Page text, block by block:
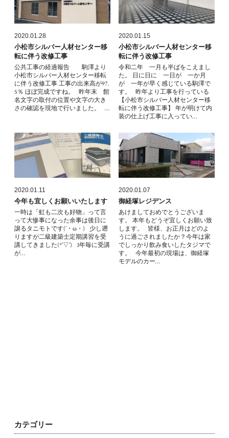
2020.01.28
小松市シルバー人材センター移
転に伴う改修工事
公共工事の経過報告 駒澤より
小松市シルバー人材センター移転
に伴う改修工事 工事の出来高が97.
5％ ほぼ完成ですね。 昨年末 館
名文字の取付の位置や文字の大き
さの確認を現地で行いました。 …
2020.01.15
小松市シルバー人材センター移
転に伴う改修工事
令和二年 一月も半ばをこえまし
た。 日に日に 一日が 一か月
が 一年が早く感じている駒澤で
す。 昨年より工事を行っている
【小松市シルバー人材センター移
転に伴う改修工事】 年が明けて内
装の仕上げ工事に入ってい…
2020.01.11
今年も宜しくお願いいたします
一時は「虹も二次も好物」って言
って大惨事になった余事は後日に
譲るタニモトです(´・ω・) 少し遡
りますが二級建築士定期講習を受
講してきました(*’▽’) 3年毎に受講
が…
2020.01.07
御経塚レジデンス
あけましておめでとうございま
す。 本年もどうぞ宜しくお願い致
します。 皆様、お正月はどのよ
うに過ごされましたか？今年は家
でしっかり飲み食いしたタジマで
す。 今年最初の現場は、御経塚
モデルのカー…
カテゴリー